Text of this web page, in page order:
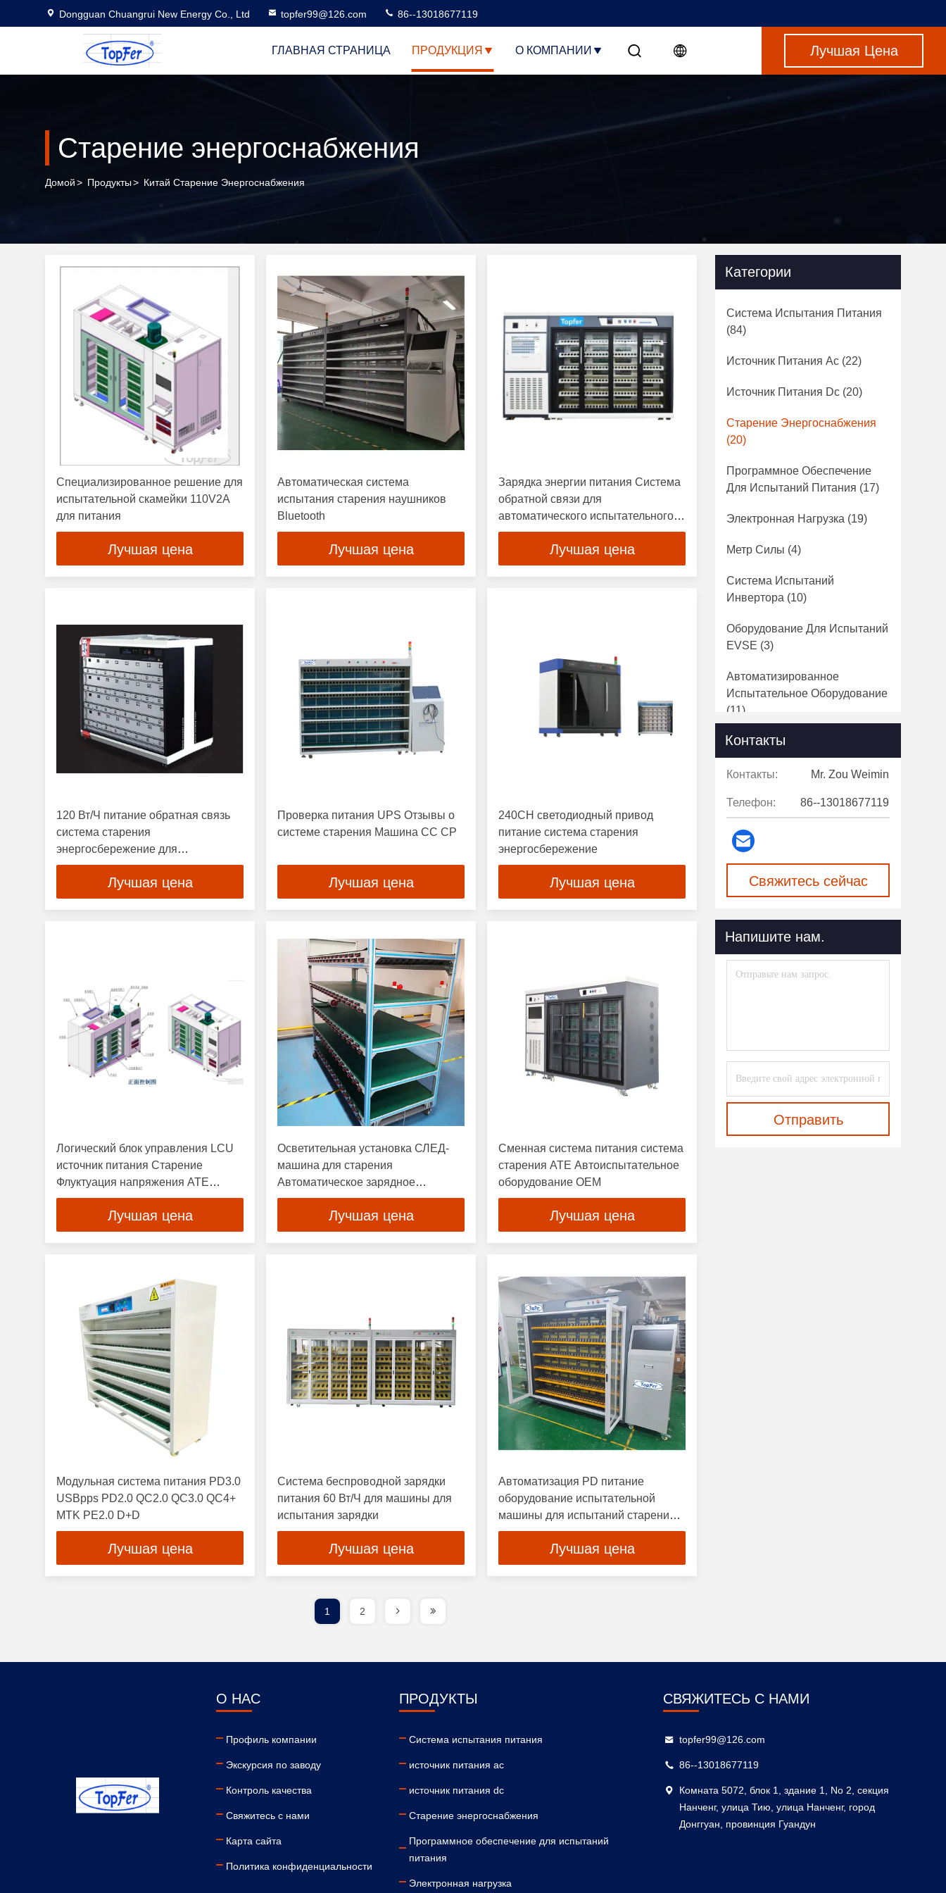
Dongguan Chuangrui New Energy Co., Ltd topfer99@126.com 86--13018677119
ГЛАВНАЯ СТРАНИЦА ПРОДУКЦИЯ О КОМПАНИИ Лучшая Цена
Старение энергоснабжения
Домой> Продукты> Китай Старение Энергоснабжения
Специализированное решение для
испытательной скамейки 110V2A
для питания
Лучшая цена
Автоматическая система
испытания старения наушников
Bluetooth
Лучшая цена
Зарядка энергии питания Система
обратной связи для
автоматического испытательного
оборудования 30 Вт/ч
Лучшая цена
120 Вт/Ч питание обратная связь
система старения
энергосбережение для
испытательной машины
Лучшая цена
Проверка питания UPS Отзывы о
системе старения Машина CC CP
Лучшая цена
240CH светодиодный привод
питание система старения
энергосбережение
Лучшая цена
Логический блок управления LCU
источник питания Старение
Флуктуация напряжения ATE
системы 16PCS
Лучшая цена
Осветительная установка СЛЕД-
машина для старения
Автоматическое зарядное
устройство Испытание 2-200В
Лучшая цена
Сменная система питания система
старения ATE Автоиспытательное
оборудование OEM
Лучшая цена
Модульная система питания PD3.0
USBpps PD2.0 QC2.0 QC3.0 QC4+
MTK PE2.0 D+D
Лучшая цена
Система беспроводной зарядки
питания 60 Вт/Ч для машины для
испытания зарядки
Лучшая цена
Автоматизация PD питание
оборудование испытательной
машины для испытаний старения
FCP SCP PD3.0
Лучшая цена
Категории
Система Испытания Питания
(84)
Источник Питания Ac (22)
Источник Питания Dc (20)
Старение Энергоснабжения
(20)
Программное Обеспечение
Для Испытаний Питания (17)
Электронная Нагрузка (19)
Метр Силы (4)
Система Испытаний
Инвертора (10)
Оборудование Для Испытаний
EVSE (3)
Автоматизированное
Испытательное Оборудование
(11)
Испытание Охлаждающего
Холодильника(10)
Контакты
Контакты: Mr. Zou Weimin
Телефон: 86--13018677119
Свяжитесь сейчас
Напишите нам.
Отправить
1 2
О НАС
Профиль компании
Экскурсия по заводу
Контроль качества
Свяжитесь с нами
Карта сайта
Политика конфиденциальности
ПРОДУКТЫ
Система испытания питания
источник питания ac
источник питания dc
Старение энергоснабжения
Программное обеспечение для испытаний
питания
Электронная нагрузка
СВЯЖИТЕСЬ С НАМИ
topfer99@126.com
86--13018677119
Комната 5072, блок 1, здание 1, No 2, секция
Нанченг, улица Тию, улица Нанченг, город
Донггуан, провинция Гуандун